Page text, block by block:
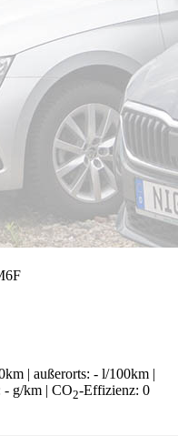
| außerorts: - l/100km |
- g/km | CO2-Effizienz: 0